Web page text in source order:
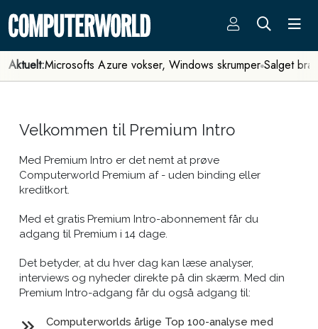
Aktuelt:Microsofts Azure vokser, Windows skrumper Salget
Velkommen til Premium Intro
Med Premium Intro er det nemt at prøve
Computerworld Premium af - uden binding eller
kreditkort.
Med et gratis Premium Intro-abonnement får du
adgang til Premium i 14 dage.
Det betyder, at du hver dag kan læse analyser,
interviews og nyheder direkte på din skærm. Med din
Premium Intro-adgang får du også adgang til:
Computerworlds årlige Top 100-analyse med